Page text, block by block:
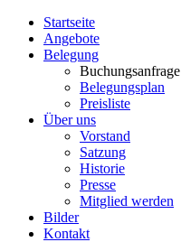
Startseite
Angebote
Belegung
Buchungsanfrage
Belegungsplan
Preisliste
Über uns
Vorstand
Satzung
Historie
Presse
Mitglied werden
Bilder
Kontakt